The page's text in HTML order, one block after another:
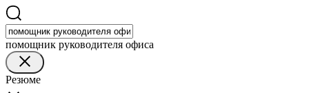
помощник руководителя офиса
Резюме